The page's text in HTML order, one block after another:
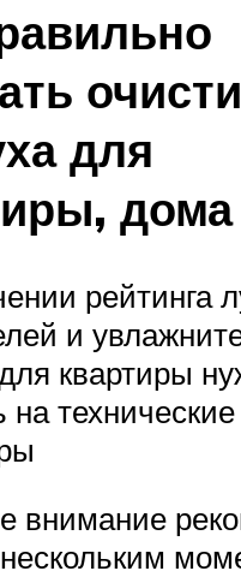
для
дома
рейтинга
и
квартиры
на технические
внимание